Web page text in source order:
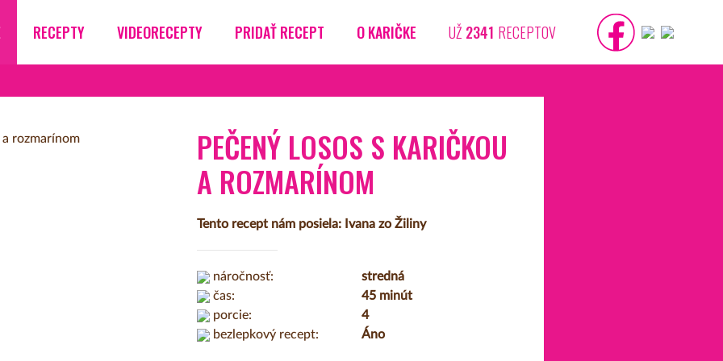
RECEPTY VIDEORECEPTY PRIDAŤ RECEPT O KARIČKE UŽ 2341 RECEPTOV
PEČENÝ LOSOS S KARIČKOU
A ROZMARÍNOM
Tento recept nám posiela: Ivana zo Žiliny
náročnosť:
stredná
čas:
45 minút
porcie:
4
bezlepkový recept:
Áno